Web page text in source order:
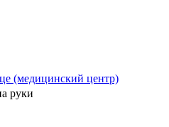
(медицинский центр)
руки